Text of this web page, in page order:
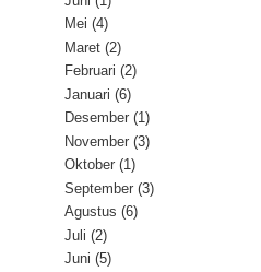
Mei (4)
Maret (2)
Februari (2)
Januari (6)
Desember (1)
November (3)
Oktober (1)
September (3)
Agustus (6)
Juli (2)
Juni (5)